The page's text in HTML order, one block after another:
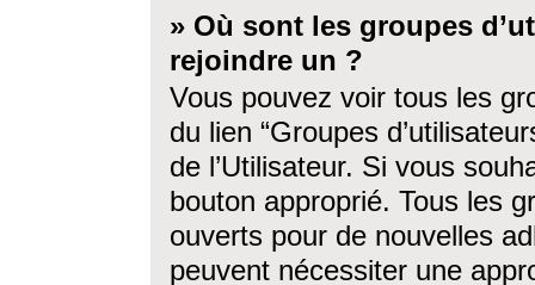
» Où sont les groupes
rejoindre un ?
Vous pouvez voir tous les
du lien “Groupes
de l’Utilisateur. Si vous
bouton approprié. Tous les
ouverts pour de nouvelles
peuvent nécessiter une